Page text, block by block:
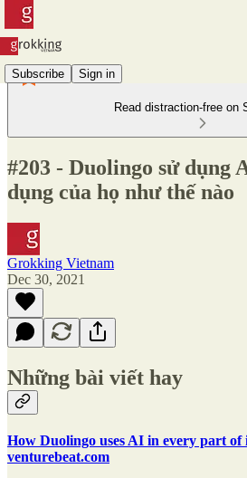
Subscribe Sign in
Read distraction-free on
#203 - Duolingo sử dụng
dụng của họ như thế nào
Grokking Vietnam
Dec 30, 2021
Những bài viết hay
How Duolingo uses AI in every part of
venturebeat.com